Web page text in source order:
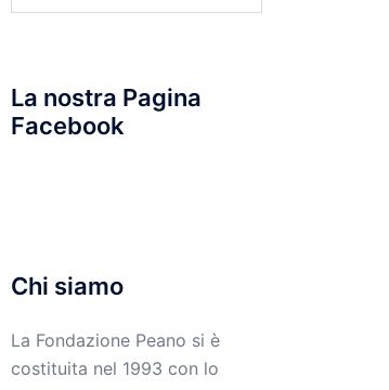
La nostra Pagina
Facebook
Chi siamo
La Fondazione Peano si è
costituita nel 1993 con lo